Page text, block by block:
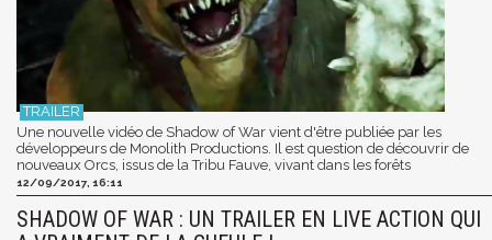
Une nouvelle vidéo de Shadow of War vient d'être publiée par les
développeurs de Monolith Productions. Il est question de découvrir de
nouveaux Orcs, issus de la Tribu Fauve, vivant dans les forêts
12/09/2017, 16:11
SHADOW OF WAR : UN TRAILER EN LIVE ACTION QUI